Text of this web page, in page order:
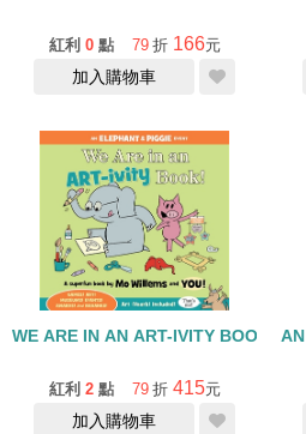
紅利 0 點 79 折 166元
加入購物車
WE ARE IN AN ART-IVITY BOOK/
紅利 2 點 79 折 415元
加入購物車